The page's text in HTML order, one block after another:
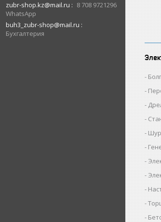
zubr-shop.kz@mail.ru
8 708 9721296
WhatsApp
buh3_zubr-shop@mail.ru
Бухгалтерия